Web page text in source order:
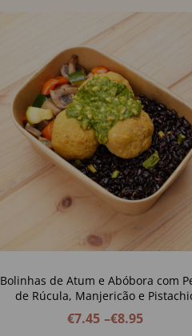
Bolinhas de Atum e Abóbora com
de Rúcula, Manjericão e
€7.45 –€8.95